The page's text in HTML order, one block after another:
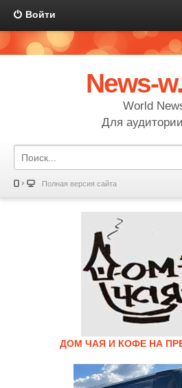
Войти
News-
World
Для
Полная версия сайта
ДОМ ЧАЯ И КОФЕ НА